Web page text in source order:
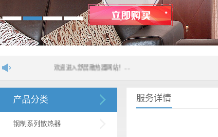
欢迎进入舒居散热器网站！....
产品分类
钢制系列散热器
服务详情